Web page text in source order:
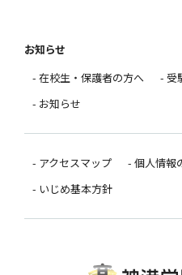
お知らせ
- 在校生・保護者の方へ
- 受
- お知らせ
- アクセスマップ
- 個人情報
- いじめ基本方針